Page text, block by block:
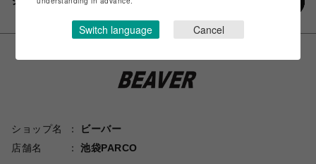
ショップ名
ビーバー
店舗名
池袋PARCO
Switch language Cancel